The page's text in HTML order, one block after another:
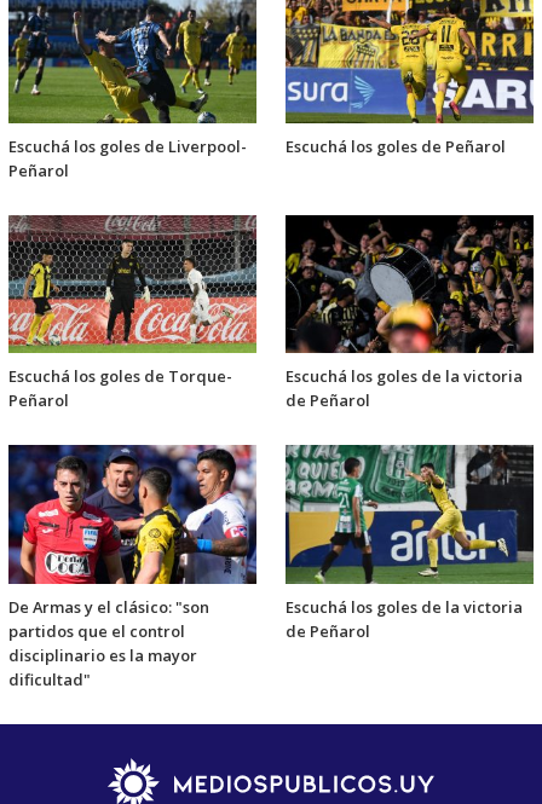
Escuchá los goles de Liverpool-
Peñarol
Escuchá los goles de Peñarol
Escuchá los goles de Torque-
Peñarol
Escuchá los goles de la victoria
de Peñarol
De Armas y el clásico: "son
partidos que el control
disciplinario es la mayor
dificultad"
Escuchá los goles de la victoria
de Peñarol